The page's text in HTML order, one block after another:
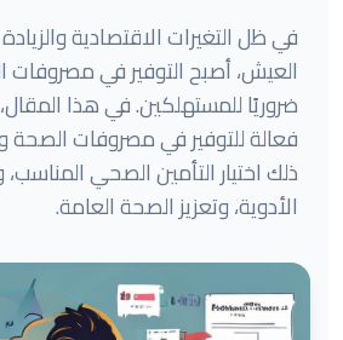
في ظل التغيرات الاقتصادية
العيش، أصبح التوفير في مصروفات
ضروريًا للمستهلكين. في هذا
فعالة للتوفير في مصروفات الصحة
ذلك اختيار التأمين الصحي
الأدوية، وتعزيز الصحة العامة.